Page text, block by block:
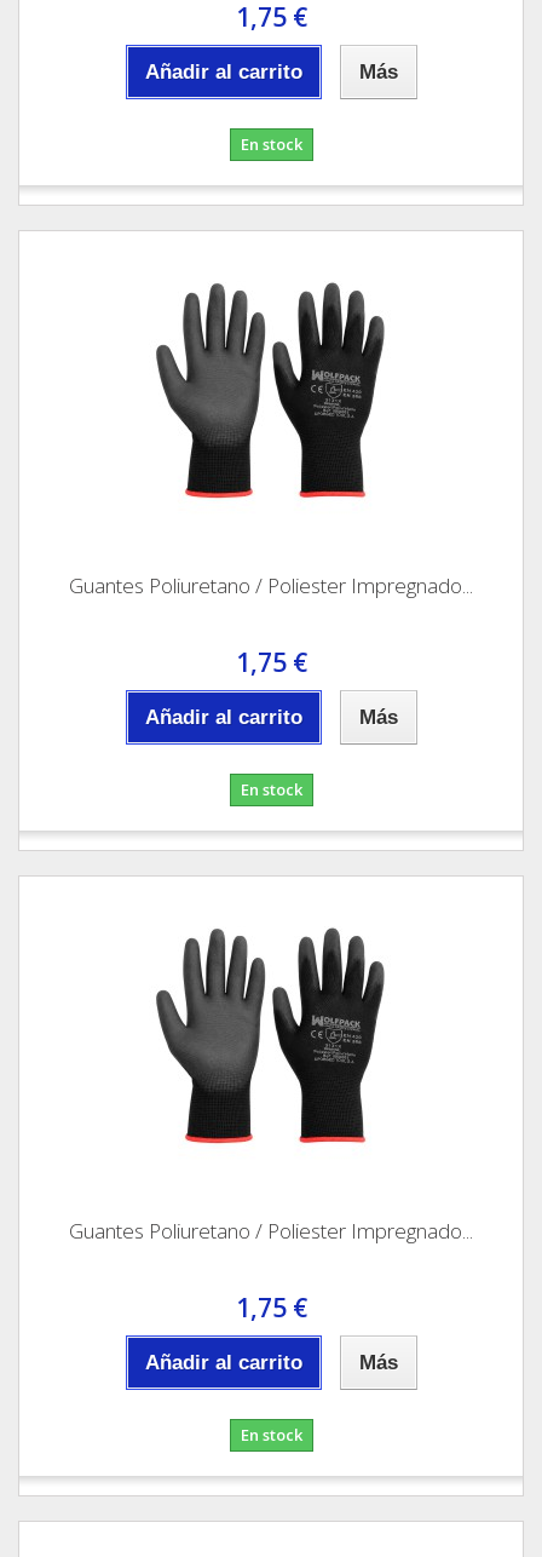
1,75 €
Añadir al carrito Más
En stock
Guantes Poliuretano / Poliester Impregnado...
1,75 €
Añadir al carrito Más
En stock
Guantes Poliuretano / Poliester Impregnado...
1,75 €
Añadir al carrito Más
En stock